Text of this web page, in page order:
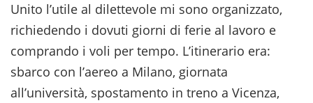
Unito l’utile al dilettevole mi sono organizzato,
richiedendo i dovuti giorni di ferie al lavoro e
comprando i voli per tempo. L’itinerario era:
sbarco con l’aereo a Milano, giornata
all’università, spostamento in treno a Vicenza,